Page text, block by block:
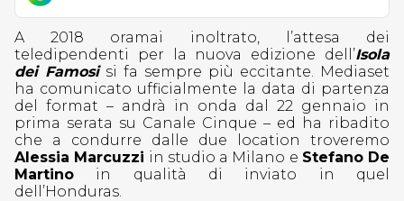
A 2018 oramai inoltrato, l’attesa dei
teledipendenti per la nuova edizione dell’Isola
dei Famosisi fa sempre più eccitante. Mediaset
ha comunicato ufficialmente la data di partenza
del format – andrà in onda dal 22 gennaio in
prima serata su Canale Cinque – ed ha ribadito
che a condurre dalle due location troveremo
Alessia Marcuzzi in studio a Milano e Stefano De
Martino in qualità di inviato in quel
dell’Honduras.